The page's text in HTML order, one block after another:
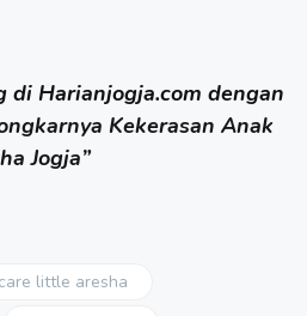
Harianjogja.com dengan
Kekerasan Anak
Jogja”
little aresha